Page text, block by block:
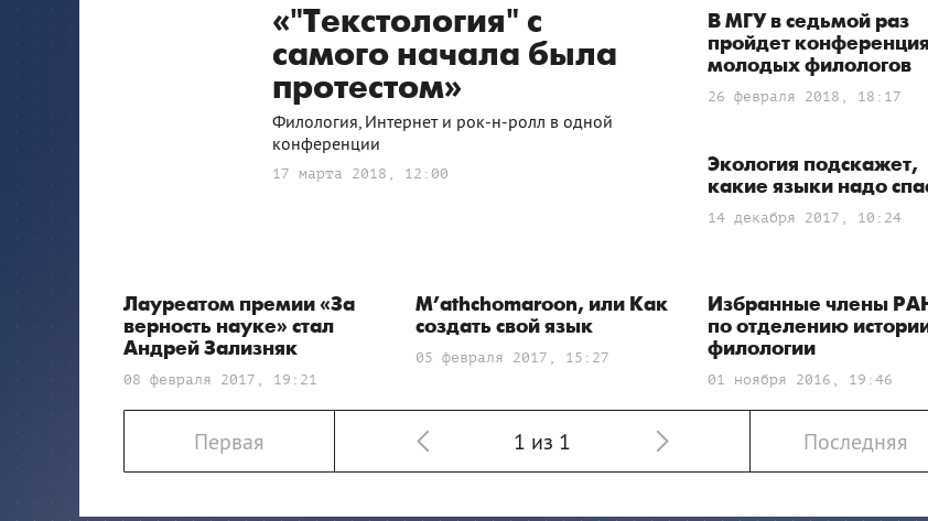
«"Текстология" с
самого начала была
протестом»
Филология, Интернет и рок-н-ролл в одной
конференции
17 марта 2018, 12:00
В МГУ в седьмой раз
пройдет конференция
молодых филологов
26 февраля 2018, 18:17
Экология подскажет,
какие языки надо
14 декабря 2017, 10:24
Лауреатом премии «За
верность науке» стал
Андрей Зализняк
08 февраля 2017, 19:21
M’athchomaroon, или Как
создать свой язык
05 февраля 2017, 15:27
Избранные члены
по отделению
филологии
01 ноября 2016, 19:46
Первая 1 из 1 Последняя